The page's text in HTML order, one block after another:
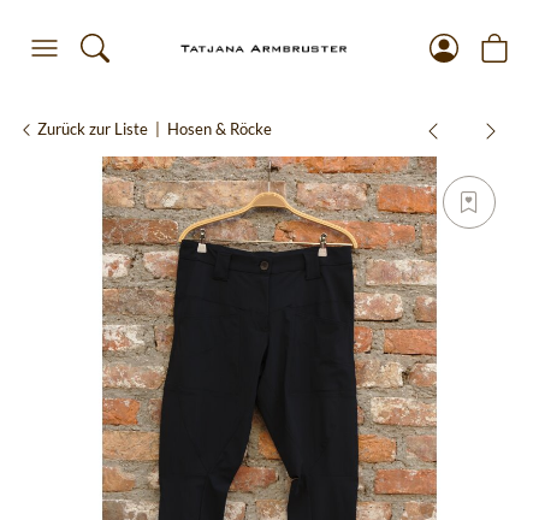
Zurück zur Liste Hosen & Röcke